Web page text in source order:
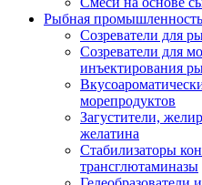
Рыбная промышленность
Созреватели для
Созреватели для
инъектирования
морепродуктов
Загустители,
желатина
Стабилизаторы
трансглютаминазы